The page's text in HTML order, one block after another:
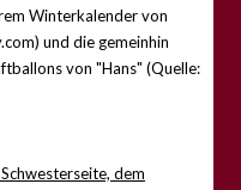
Winterkalender von
und die gemeinhin
von "Hans" (Quelle:
dem